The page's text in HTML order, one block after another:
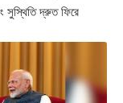
সুস্থিতি দ্রুত ফিরে